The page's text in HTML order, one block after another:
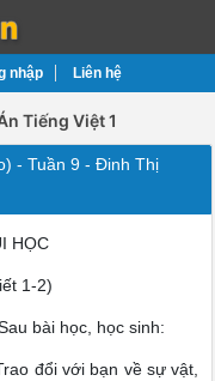
nhập Liên hệ
Tiếng Việt 1
- Tuần 9 - Đinh Thị
HỌC
1-2)
bài học, học sinh:
đổi với bạn về sự vật,